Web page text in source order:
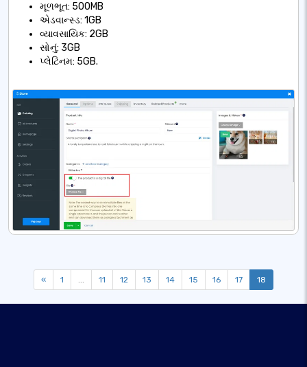
મૂળભૂત: 500MB
એડવાન્સ્ડ: 1GB
વ્યાવસાયિક: 2GB
સોનું: 3GB
પ્લેટિનમ: 5GB.
« 1 ... 11 12 13 14 15 16 17 18